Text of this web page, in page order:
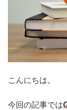
こんにちは。
今回の記事では